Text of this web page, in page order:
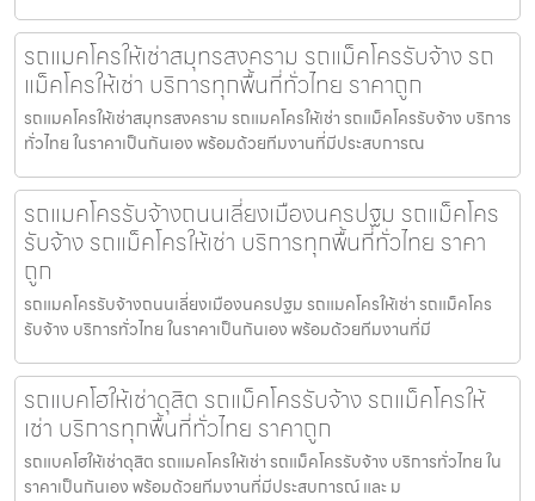
รถแมคโครให้เช่าสมุทรสงคราม รถแม็คโครรับจ้าง รถ
แม็คโครให้เช่า บริการทุกพื้นที่ทั่วไทย ราคาถูก
รถแมคโครให้เช่าสมุทรสงคราม รถแมคโครให้เช่า รถแม็คโครรับจ้าง บริการ
ทั่วไทย ในราคาเป็นกันเอง พร้อมด้วยทีมงานที่มีประสบการณ
รถแมคโครรับจ้างถนนเลี่ยงเมืองนครปฐม รถแม็คโคร
รับจ้าง รถแม็คโครให้เช่า บริการทุกพื้นที่ทั่วไทย ราคา
ถูก
รถแมคโครรับจ้างถนนเลี่ยงเมืองนครปฐม รถแมคโครให้เช่า รถแม็คโคร
รับจ้าง บริการทั่วไทย ในราคาเป็นกันเอง พร้อมด้วยทีมงานที่มี
รถแบคโฮให้เช่าดุสิต รถแม็คโครรับจ้าง รถแม็คโครให้
เช่า บริการทุกพื้นที่ทั่วไทย ราคาถูก
รถแบคโฮให้เช่าดุสิต รถแมคโครให้เช่า รถแม็คโครรับจ้าง บริการทั่วไทย ใน
ราคาเป็นกันเอง พร้อมด้วยทีมงานที่มีประสบการณ์ และ ม